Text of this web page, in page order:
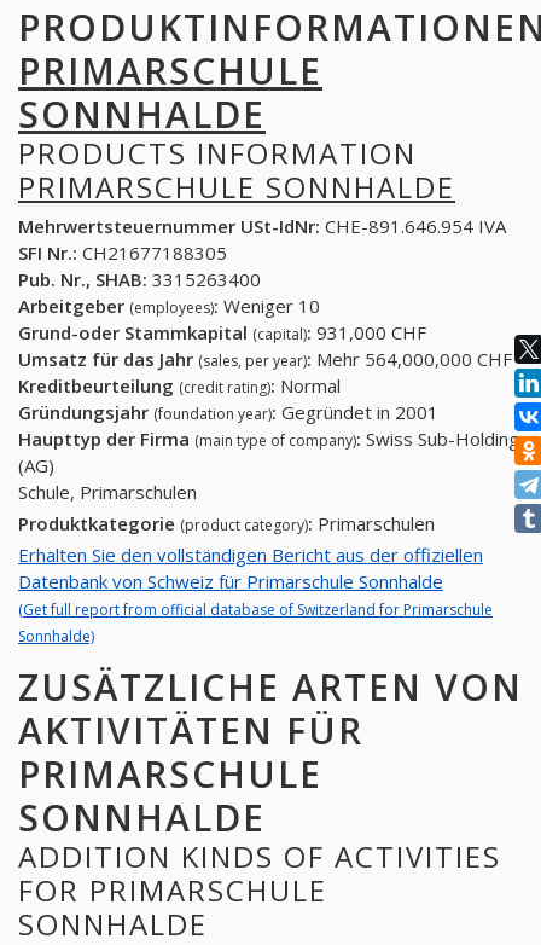
PRIMARSCHULE
SONNHALDE
PRODUCTS INFORMATION
PRIMARSCHULE SONNHALDE
Mehrwertsteuernummer USt-IdNr: CHE-891.646.954 IVA
SFI Nr.: CH21677188305
Pub. Nr., SHAB: 3315263400
Arbeitgeber (employees): Weniger 10
Grund-oder Stammkapital (capital): 931,000 CHF
Umsatz für das Jahr (sales, per year): Mehr 564,000,000 CHF
Kreditbeurteilung (credit rating): Normal
Gründungsjahr (foundation year): Gegründet in 2001
Haupttyp der Firma (main type of company): Swiss Sub-Holding
(AG)
Schule, Primarschulen
Produktkategorie (product category): Primarschulen
Erhalten Sie den vollständigen Bericht aus der offiziellen
Datenbank von Schweiz für Primarschule Sonnhalde
(Get full report from official database of Switzerland for Primarschule
Sonnhalde)
ZUSÄTZLICHE ARTEN VON
AKTIVITÄTEN FÜR
PRIMARSCHULE
SONNHALDE
ADDITION KINDS OF ACTIVITIES
FOR PRIMARSCHULE
SONNHALDE